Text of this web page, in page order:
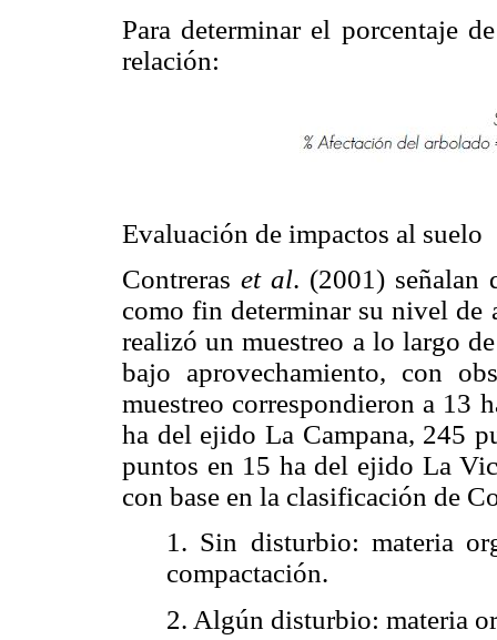
Para determinar el porcentaje
relación:
Evaluación de impactos al suelo
Contreras et al. (2001) señalan
como fin determinar su nivel de
realizó un muestreo a lo largo
bajo aprovechamiento, con
muestreo correspondieron a 13
ha del ejido La Campana, 245
puntos en 15 ha del ejido La
con base en la clasificación de
1. Sin disturbio: materia
compactación.
2. Algún disturbio: materia